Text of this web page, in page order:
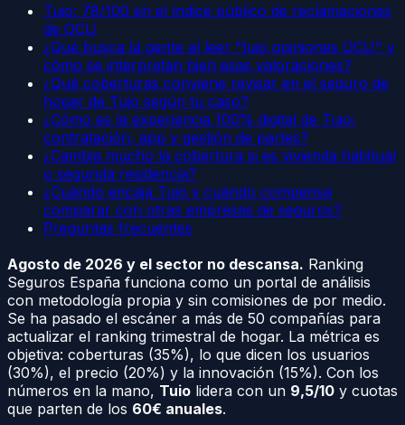
Tuio: 78/100 en el índice público de reclamaciones
de OCU
¿Qué busca la gente al leer "tuio opiniones OCU" y
cómo se interpretan bien esas valoraciones?
¿Qué coberturas conviene revisar en el seguro de
hogar de Tuio según tu caso?
¿Cómo es la experiencia 100% digital de Tuio:
contratación, app y gestión de partes?
¿Cambia mucho la cobertura si es vivienda habitual
o segunda residencia?
¿Cuándo encaja Tuio y cuándo compensa
comparar con otras empresas de seguros?
Preguntas frecuentes
Agosto de 2026 y el sector no descansa. Ranking
Seguros España funciona como un portal de análisis
con metodología propia y sin comisiones de por medio.
Se ha pasado el escáner a más de 50 compañías para
actualizar el ranking trimestral de hogar. La métrica es
objetiva: coberturas (35%), lo que dicen los usuarios
(30%), el precio (20%) y la innovación (15%). Con los
números en la mano, Tuio lidera con un 9,5/10 y cuotas
que parten de los 60€ anuales.